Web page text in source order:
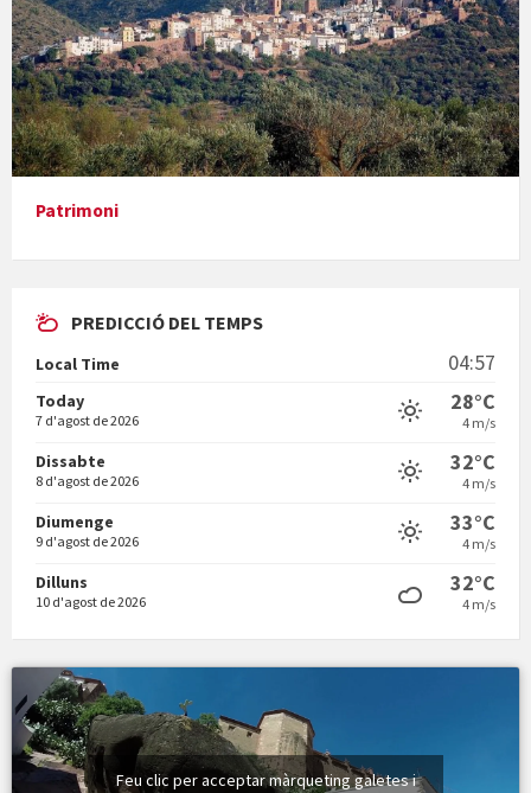
Presentació del llibre &quot;La mare&quot;, d'Emma Zafon
En Bum
Vermuts a la Font. Hit parit
Patrimoni
PREDICCIÓ DEL TEMPS
Local Time 04:57
Today
7 d'agost de 2026
28°C
4 m/s
Dissabte
8 d'agost de 2026
32°C
4 m/s
Diumenge
9 d'agost de 2026
33°C
4 m/s
Dilluns
10 d'agost de 2026
32°C
4 m/s
Feu clic per acceptar màrqueting galetes i